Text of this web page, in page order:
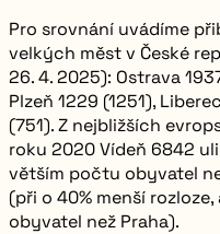
Pro srovnání uvádíme
velkých měst v České
26. 4. 2025): Ostrava
Plzeň 1229 (1251),
(751). Z nejbližších
roku 2020 Vídeň 6842
větším počtu obyvatel
(při o 40% menší
obyvatel než Praha).